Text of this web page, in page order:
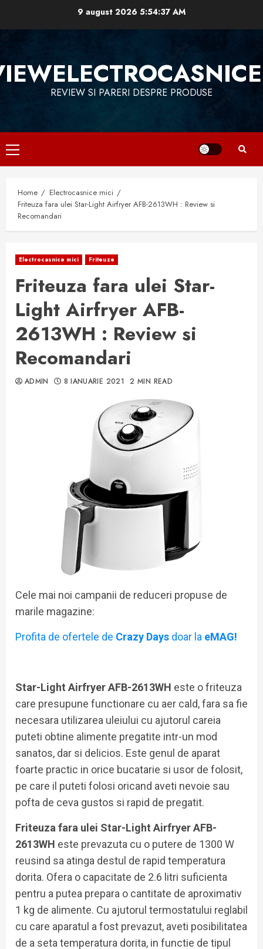
9 august 2026 5:54:38 AM
REVIEW SI PARERI DESPRE PRODUSE
Primary
Menu
Home
Electrocasnice mici
Friteuza fara ulei Star-Light Airfryer AFB-2613WH : Review si
Recomandari
Electrocasnice mici Friteuze
Friteuza fara ulei Star-
Light Airfryer AFB-
2613WH : Review si
Recomandari
ADMIN 8 IANUARIE 2021 2 MIN READ
Cele mai noi campanii de reduceri propuse de
marile magazine:
Profita de ofertele de Crazy Days doar la eMAG!
Star-Light Airfryer AFB-2613WH este o friteuza
care presupune functionare cu aer cald, fara sa fie
necesara utilizarea uleiului cu ajutorul careia
puteti obtine alimente pregatite intr-un mod
sanatos, dar si delicios. Este genul de aparat
foarte practic in orice bucatarie si usor de folosit,
pe care il puteti folosi oricand aveti nevoie sau
pofta de ceva gustos si rapid de pregatit.
Friteuza fara ulei Star-Light Airfryer AFB-
2613WH este prevazuta cu o putere de 1300 W
reusind sa atinga destul de rapid temperatura
dorita. Ofera o capacitate de 2.6 litri suficienta
pentru a putea prepara o cantitate de aproximativ
1 kg de alimente. Cu ajutorul termostatului reglabil
cu care aparatul a fost prevazut, aveti posibilitatea
de a seta temperatura dorita, in functie de tipul